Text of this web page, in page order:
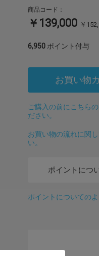
商品コード：
￥139,000 ￥
6,950 ポイント付与
お買い物
ご購入の前にこちら
ださい。
お買い物の流れに関
い。
ポイントにつ
ポイントについての